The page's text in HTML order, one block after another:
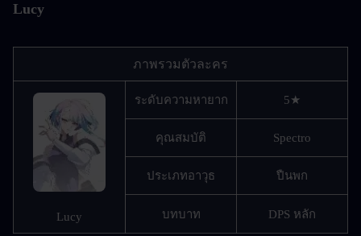
Lucy
ภาพรวมตัวละคร
Lucy
ระดับความหายาก 5★
คุณสมบัติ Spectro
ประเภทอาวุธ ปืนพก
บทบาท DPS หลัก